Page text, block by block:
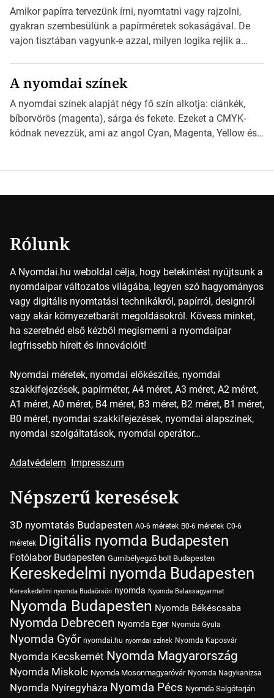
konzultáljunk a nyomdával, mielőtt elkezdjük a nyomdai
előkészítést!Nehogy az elkészült munka után derüljön ki,
hogy valamit másképp kellett volna csinálni! […]
Amikor papírra tervezünk írni, nyomtatni vagy rajzolni,
gyakran szembesülünk a papírméretek sokaságával. De
vajon tisztában vagyunk-e azzal, milyen logika rejlik a
a cikkben a papírméretek izgalmas világába kalauzolunk el
téged, hogy jobban megértsd, milyen szempontok alapján
érdemes választanod a jövőben. Bevezetés a
papírméretek világába A papírméretek […]
A nyomdai színek
A nyomdai színek alapját négy fő szín alkotja: ciánkék,
bíborvörös (magenta), sárga és fekete. Ezeket a CMYK-
kódnak nevezzük, ami az angol Cyan, Magenta, Yellow és
Rólunk
A Nyomdai.hu weboldal célja, hogy betekintést nyújtsunk a
nyomdaipar változatos világába, legyen szó hagyományos
vagy digitális nyomtatási technikákról, papírról, designról
vagy akár környezetbarát megoldásokról. Kövess minket,
ha szeretnéd első kézből megismerni a nyomdaipar
legfrissebb híreit és innovációit!
Nyomdai méretek, nyomdai előkészítés, nyomdai
szakkifejezések, papírméter, A4 méret, A3 méret, A2 méret,
A1 méret, A0 méret, B4 méret, B3 méret, B2 méret, B1 méret,
B0 méret, nyomdai szakkifejezések, nyomdai alapszínek,
nyomdai szolgáltatások, nyomdai operátor…
Adatvédelem Impresszum
Népszerű keresések
3D nyomtatás Budapesten A0-6 méretek B0-6 méretek C0-6
méretek Digitális nyomda Budapesten
Fotólabor Budapesten Gumibélyegző bolt Budapesten
Kereskedelmi nyomda Budapesten
Kereskedelmi nyomda Budaörsön nyomda Nyomda Balassagyarmat
Nyomda Budapesten Nyomda Békéscsaba
Nyomda Debrecen Nyomda Eger Nyomda Gyula
Nyomda Győr nyomdai.hu nyomdai színek Nyomda Kaposvár
Nyomda Kecskemét Nyomda Magyarország
Nyomda Miskolc Nyomda Mosonmagyaróvár Nyomda Nagykanizsa
Nyomda Nyíregyháza Nyomda Pécs Nyomda Salgótarján